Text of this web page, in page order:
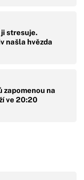
stresuje.
našla hvězda
zapomenou na
ve 20:20